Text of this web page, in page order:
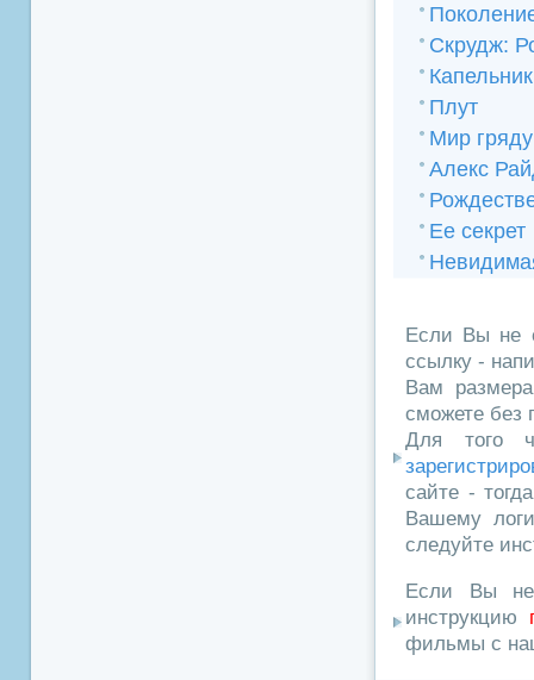
Скрудж:
Капельник
Плут
Мир
Алекс
Ее секрет
Если Вы не
ссылку -
Вам
сможете без
Для того
сайте -
Вашему
следуйте
Если Вы не
инструкцию
фильмы с